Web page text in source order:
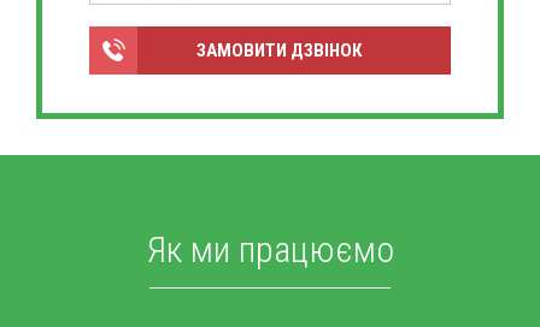
ЗАМОВИТИ ДЗВІНОК
Як ми працюємо